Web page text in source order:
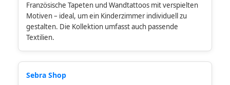
Französische Tapeten und Wandtattoos mit verspielten
Motiven – ideal, um ein Kinderzimmer individuell zu
gestalten. Die Kollektion umfasst auch passende
Textilien.
Sebra Shop